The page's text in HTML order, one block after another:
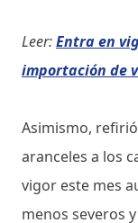
Leer:Entra en
importación de
Asimismo,
aranceles a los
vigor este mes
menos severos